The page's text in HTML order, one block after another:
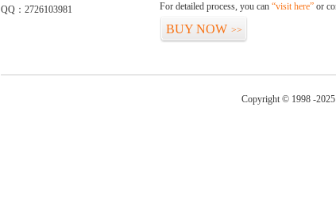
QQ：2726103981
For detailed process, you can “visit here” or
BUY NOW >>
Copyright © 1998 -